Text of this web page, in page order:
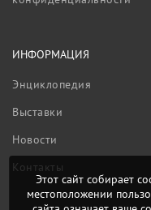
ИНФОРМАЦИЯ
Энциклопедия
Выставки
Новости
Контакты
Этот сайт собирает
местоположении